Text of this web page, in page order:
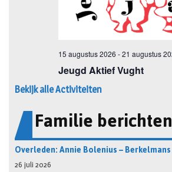
Bekijk alle Activiteiten
Familie berichten
Overleden: Annie Bolenius – Berkelmans
26 juli 2026